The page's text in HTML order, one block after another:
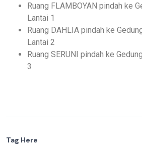
Ruang FLAMBOYAN pindah ke
Lantai 1
Ruang DAHLIA pindah ke
Lantai 2
Ruang SERUNI pindah ke
3
Tag Here